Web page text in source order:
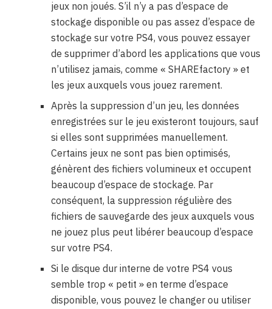
jeux non joués. S’il n’y a pas d’espace de
stockage disponible ou pas assez d’espace de
stockage sur votre PS4, vous pouvez essayer
de supprimer d’abord les applications que vous
n’utilisez jamais, comme « SHAREfactory » et
les jeux auxquels vous jouez rarement.
Après la suppression d’un jeu, les données
enregistrées sur le jeu existeront toujours, sauf
si elles sont supprimées manuellement.
Certains jeux ne sont pas bien optimisés,
génèrent des fichiers volumineux et occupent
beaucoup d’espace de stockage. Par
conséquent, la suppression régulière des
fichiers de sauvegarde des jeux auxquels vous
ne jouez plus peut libérer beaucoup d’espace
sur votre PS4.
Si le disque dur interne de votre PS4 vous
semble trop « petit » en terme d’espace
disponible, vous pouvez le changer ou utiliser